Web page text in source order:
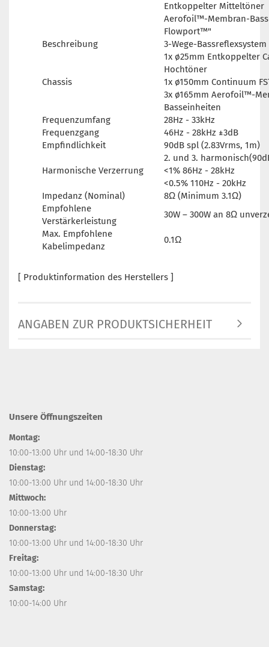
Entkoppelter Mitteltöner
Aerofoil™-Membran-
Flowport™"
Beschreibung
3-Wege-Bassreflexsystem
Chassis
1x ø25mm Entkoppelter
Hochtöner
1x ø150mm Continuum
3x ø165mm Aerofoil™-
Basseinheiten
Frequenzumfang
28Hz - 33kHz
Frequenzgang
46Hz - 28kHz ±3dB
Empfindlichkeit
90dB spl (2.83Vrms, 1m)
Harmonische Verzerrung
2. und 3.
<1% 86Hz - 28kHz
<0.5% 110Hz - 20kHz
Impedanz (Nominal)
8Ω (Minimum 3.1Ω)
Empfohlene
Verstärkerleistung
30W – 300W an 8Ω
Max. Empfohlene
Kabelimpedanz
0.1Ω
[ Produktinformation des Herstellers ]
ANGABEN ZUR PRODUKTSICHERHEIT
Unsere Öffnungszeiten
Montag:
10:00-13:00 Uhr und 14:00-18:30 Uhr
Dienstag:
10:00-13:00 Uhr und 14:00-18:30 Uhr
Mittwoch:
10:00-13:00 Uhr
Donnerstag:
10:00-13:00 Uhr und 14:00-18:30 Uhr
Freitag:
10:00-13:00 Uhr und 14:00-18:30 Uhr
Samstag:
10:00-14:00 Uhr